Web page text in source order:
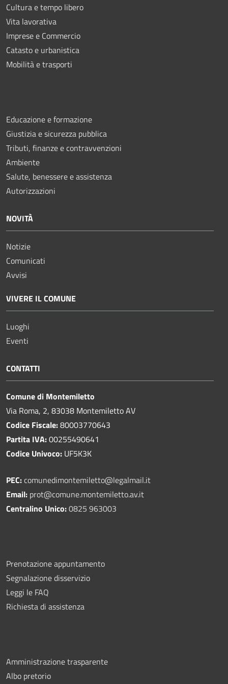
Cultura e tempo libero
Vita lavorativa
Imprese e Commercio
Catasto e urbanistica
Mobilità e trasporti
Educazione e formazione
Giustizia e sicurezza pubblica
Tributi, finanze e contravvenzioni
Ambiente
Salute, benessere e assistenza
Autorizzazioni
NOVITÀ
Notizie
Comunicati
Avvisi
VIVERE IL COMUNE
Luoghi
Eventi
CONTATTI
Comune di Montemiletto
Via Roma, 2, 83038 Montemiletto AV
Codice Fiscale:80003770643
Partita IVA:00255490641
Codice Univoco: UF5K3K
PEC:comunedimontemiletto@legalmail.it
Email: prot@comune.montemiletto.av.it
Centralino Unico:0825 963003
Prenotazione appuntamento
Segnalazione disservizio
Leggi le FAQ
Richiesta di assistenza
Amministrazione trasparente
Albo pretorio